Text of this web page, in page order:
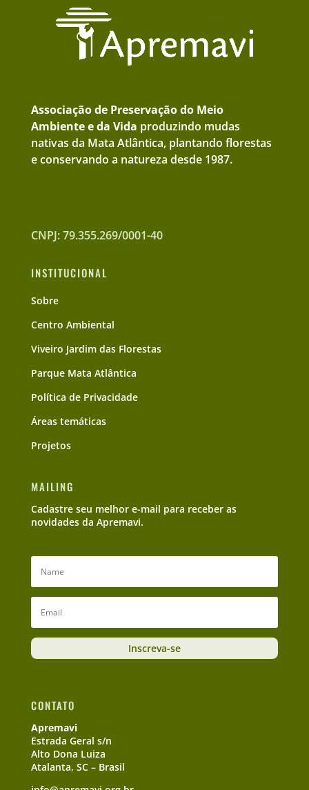
Associação de Preservação do Meio
Ambiente e da Vida produzindo mudas
nativas da Mata Atlântica, plantando florestas
e conservando a natureza desde 1987.
CNPJ: 79.355.269/0001-40
INSTITUCIONAL
Sobre
Centro Ambiental
Viveiro Jardim das Florestas
Parque Mata Atlântica
Política de Privacidade
Áreas temáticas
Projetos
MAILING
Cadastre seu melhor e-mail para receber as
novidades da Apremavi.
Inscreva-se
CONTATO
Apremavi
Estrada Geral s/n
Alto Dona Luiza
Atalanta, SC – Brasil